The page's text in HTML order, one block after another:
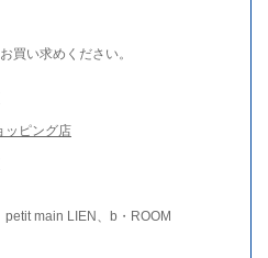
買い求めください。
ッピング店
main LIEN、b・ROOM